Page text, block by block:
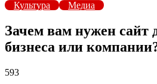
Культура
Медиа
Зачем вам нужен сайт
бизнеса или
593